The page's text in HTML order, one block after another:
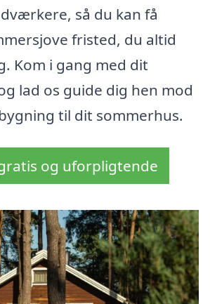
så du kan få
fristed, du altid
Kom i gang med dit
lad os guide dig hen mod
til dit sommerhus.
og uforpligtende